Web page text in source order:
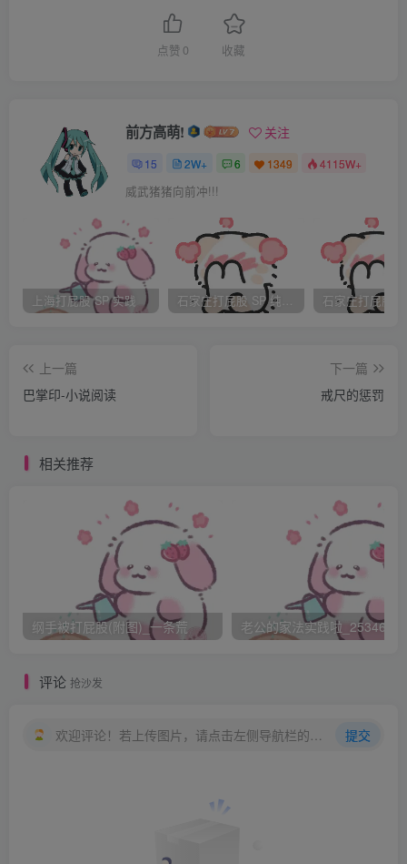
一把将家鸿拉住按在腿上."你真是越来越争气了!"说罢抡起鞭
子照家鸿屁股上狠狠抽了下去.
"你知错?!你知错还敢跑?"师父怒的又照着家鸿的屁股连抽了
十来下.家鸿痛的不停求饶,心里后悔极了.真是不该这么贪玩
啊.要是好好复习,今天这顿打就不用挨了…唉!!
着逃开鞭打.但是越是扭动,师父的鞭子就越是抽的狠.迫不得
已,家鸿安静下来,咬着牙,不再乱动了.事实上他也没有力气再
动了.屁股上的痛已经叫他出了一身的大汗,房间里虽然开着空
地上,马上又爬了起来给师父跪下.自己不知道该说什么好…只
是跪着.心想总算是打完了.哪里知道…
己的师父吗??师父是他对教练的尊称.现下的时代早不流行
自己上药,夜里睡不好,踢被子,教练就夜里起来给他盖上……
感冒了教练煮粥给自己吃,惹父亲生气了,教练总是给自己找理
"把裤子脱了!"教练愤怒的声音再一次把家鸿拉回了现实里…
张了张嘴想狡辩几句,却完全找不出理由.这次考的是差,竟然
了,也不肯好好练功,连晨练都不去了…师父打的对,自己该挨
艰难的扶着床站起来,可是怎么都没办法当师父面把裤子脱下
屁股上摸了一下,全都是印子,一条一条的,鞭子抽出来的.
点赞 0 收藏
前方高萌! 关注
15 2W+ 6 1349 4115W+
威武猪猪向前冲!!!
上海打屁股 SP 实践 石家庄打屁股 SP 纯实践
上一篇
巴掌印-小说阅读
下一篇
戒尺的惩罚
相关推荐
纲手被打屁股(附图)_一条荒 老公的家法实践啦
评论 抢沙发
欢迎评论！若上传图片，请点击左侧导航栏的图床工具，获取图片链接。 提交